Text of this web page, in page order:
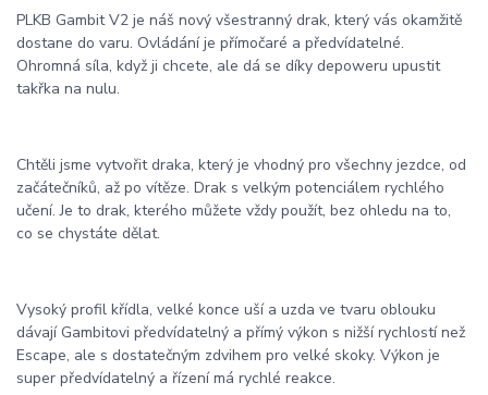
PLKB Gambit V2 je náš nový všestranný drak, který vás okamžitě
dostane do varu. Ovládání je přímočaré a předvídatelné.
Ohromná síla, když ji chcete, ale dá se díky depoweru upustit
takřka na nulu.
Chtěli jsme vytvořit draka, který je vhodný pro všechny jezdce, od
začátečníků, až po vítěze. Drak s velkým potenciálem rychlého
učení. Je to drak, kterého můžete vždy použít, bez ohledu na to,
co se chystáte dělat.
Vysoký profil křídla, velké konce uší a uzda ve tvaru oblouku
dávají Gambitovi předvídatelný a přímý výkon s nižší rychlostí než
Escape, ale s dostatečným zdvihem pro velké skoky. Výkon je
super předvídatelný a řízení má rychlé reakce.